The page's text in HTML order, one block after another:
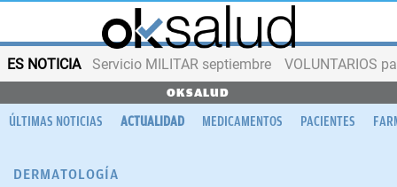
ES NOTICIA Servicio MILITAR septiembre VOLUNTARIOS
OKSALUD
ÚLTIMAS NOTICIAS ACTUALIDAD MEDICAMENTOS PACIENTES
DERMATOLOGÍA